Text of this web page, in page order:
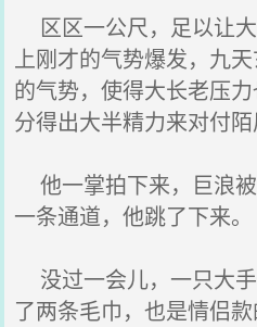
区区一公尺，足以让
上刚才的气势爆发，九
的气势，使得大长老压
分得出大半精力来对付陌
他一掌拍下来，巨浪
一条通道，他跳了下来。
没过一会儿，一只大
了两条毛巾，也是情侣款